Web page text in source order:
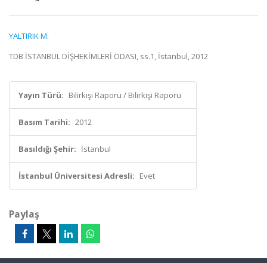
YALTIRIK M.
TDB İSTANBUL DİŞHEKİMLERİ ODASI, ss.1, İstanbul, 2012
Yayın Türü: Bilirkişi Raporu / Bilirkişi Raporu
Basım Tarihi: 2012
Basıldığı Şehir: İstanbul
İstanbul Üniversitesi Adresli: Evet
Paylaş